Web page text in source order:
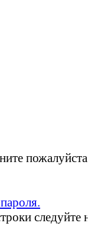
пожалуйста
следуйте